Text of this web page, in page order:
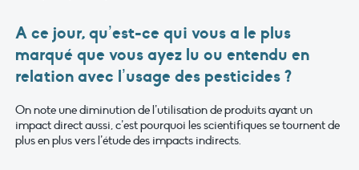
A ce jour, qu’est-ce qui vous a le plus
marqué que vous ayez lu ou entendu en
relation avec l’usage des pesticides ?
On note une diminution de l’utilisation de produits ayant un
impact direct aussi, c’est pourquoi les scientifiques se tournent de
plus en plus vers l’étude des impacts indirects.